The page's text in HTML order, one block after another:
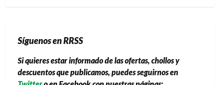
Síguenos en RRSS
Si quieres estar informado de las ofertas, chollos y
descuentos que publicamos, puedes seguirnos en